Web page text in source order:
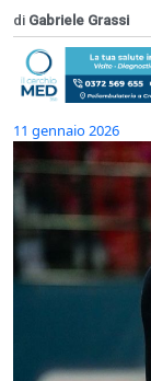
di Gabriele Grassi
11 gennaio 2026